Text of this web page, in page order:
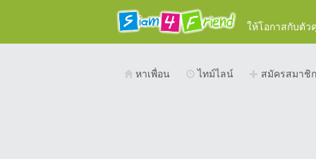
ให้โอกาสกับตัว
หาเพื่อน ไทม์ไลน์ สมัครสมาชิก